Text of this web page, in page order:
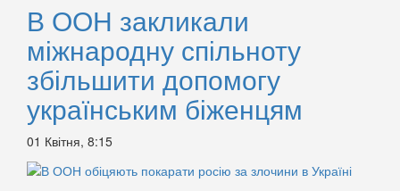
В ООН закликали
міжнародну спільноту
збільшити допомогу
українським біженцям
01 Квітня, 8:15